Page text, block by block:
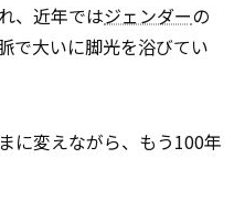
、近年ではジェンダーの
大いに脚光を浴びてい
に変えながら、もう100年